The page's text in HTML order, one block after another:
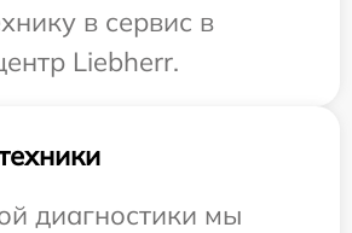
в сервис в
Liebherr.
диагностики мы